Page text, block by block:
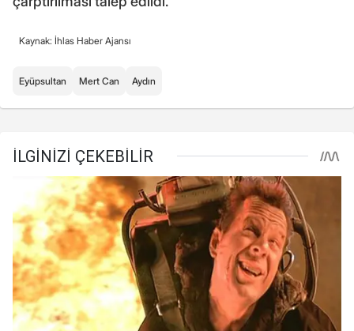
Kaynak: İhlas Haber Ajansı
Eyüpsultan Mert Can Aydın